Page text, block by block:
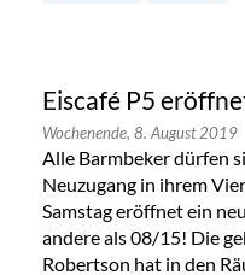
Eiscafé P5
Wochenende, 8. August 2019
Alle Barmbeker dürfen
Neuzugang in ihrem
Samstag eröffnet ein
andere als 08/15! Die
Robertson hat in den